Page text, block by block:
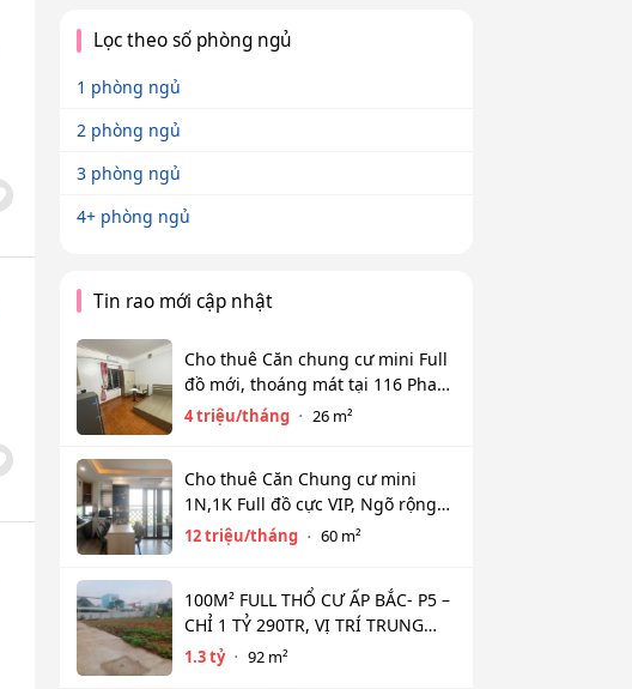
Lọc theo số phòng ngủ
1 phòng ngủ
2 phòng ngủ
3 phòng ngủ
4+ phòng ngủ
Tin rao mới cập nhật
Cho thuê Căn chung cư mini Full
đồ mới, thoáng mát tại 116 Phan
Kế Bính, Ba Đình. Chỉ 4 tr
4 triệu/tháng 26 m²
Cho thuê Căn Chung cư mini
1N,1K Full đồ cực VIP, Ngõ rộng
View toàn mặt hồ Tây. Chỉ 12tr
12 triệu/tháng 60 m²
100M² FULL THỔ CƯ ẤP BẮC- P5 –
CHỈ 1 TỶ 290TR, VỊ TRÍ TRUNG
TÂM NGÂN HÀNG HỖ TRỢ 800TR
1.3 tỷ 92 m²